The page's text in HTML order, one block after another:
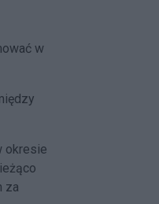
w
okresie
za